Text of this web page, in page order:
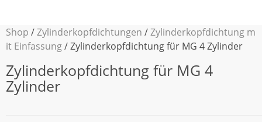
Shop /Zylinderkopfdichtungen /Zylinderkopfdichtung m
it Einfassung/ Zylinderkopfdichtung für MG 4 Zylinder
Zylinderkopfdichtung für MG 4
Zylinder